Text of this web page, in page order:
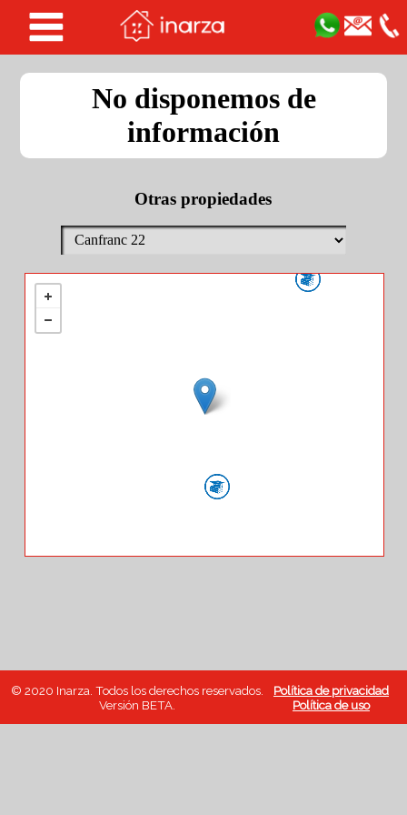
No disponemos de
información
Otras propiedades
© 2020 Inarza. Todos los derechos reservados.
Versión BETA.
Política de privacidad
Política de uso